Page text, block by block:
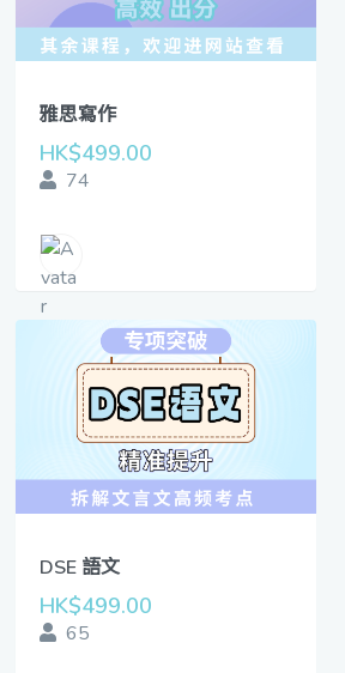
雅思寫作
HK$499.00
74
DSE 語文
HK$499.00
65